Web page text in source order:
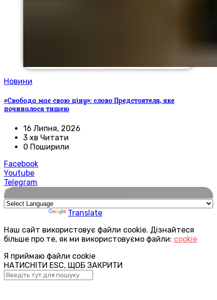
Новини
«Свобода має свою ціну»: слово Предстоятеля, яке
починалося тишею
16 Липня, 2026
3 хв Читати
0 Поширили
Facebook
Youtube
Telegram
🌍
Translate
Наш сайт використовує файли cookie. Дізнайтеся
більше про те, як ми використовуємо файли: cookie
Я приймаю файли cookie
НАТИСНІТИ ESC, ЩОБ ЗАКРИТИ